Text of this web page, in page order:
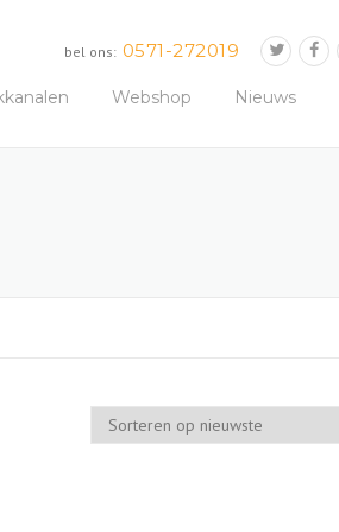
bel ons: 0571-272019
Webshop Nieuws